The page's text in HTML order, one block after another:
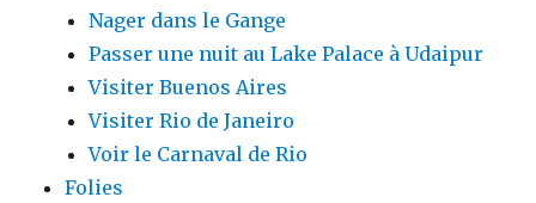
Nager dans le Gange
Passer une nuit au Lake Palace à Udaipur
Visiter Buenos Aires
Visiter Rio de Janeiro
Voir le Carnaval de Rio
Folies